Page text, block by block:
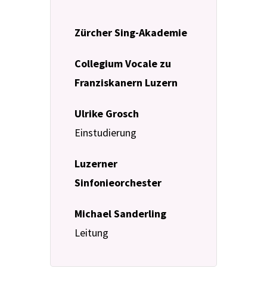
Zürcher Sing-Akademie
Collegium Vocale zu
Franziskanern Luzern
Ulrike Grosch
Einstudierung
Luzerner
Sinfonieorchester
Michael Sanderling
Leitung